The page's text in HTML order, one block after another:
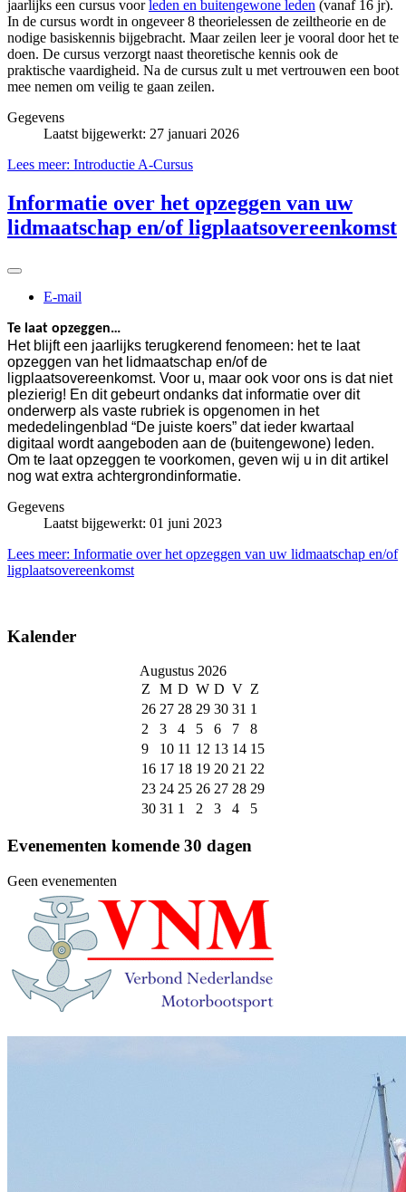
jaarlijks een cursus voorleden en buitengewone leden (vanaf 16 jr).
In de cursus wordt in ongeveer 8 theorielessen de zeiltheorie en de
nodige basiskennis bijgebracht. Maar zeilen leer je vooral door het te
doen. De cursus verzorgt naast theoretische kennis ook de
praktische vaardigheid. Na de cursus zult u met vertrouwen een boot
mee nemen om veilig te gaan zeilen.
Gegevens
Laatst bijgewerkt: 27 januari 2026
Lees meer: Introductie A-Cursus
Informatie over het opzeggen van uw
lidmaatschap en/of ligplaatsovereenkomst
E-mail
Te laat opzeggen…
Het blijft een jaarlijks terugkerend fenomeen: het te laat
opzeggen van het lidmaatschap en/of de
ligplaatsovereenkomst. Voor u, maar ook voor ons is dat niet
plezierig! En dit gebeurt ondanks dat informatie over dit
onderwerp als vaste rubriek is opgenomen in het
mededelingenblad “De juiste koers” dat ieder kwartaal
digitaal wordt aangeboden aan de (buitengewone) leden.
Om te laat opzeggen te voorkomen, geven wij u in dit artikel
nog wat extra achtergrondinformatie.
Gegevens
Laatst bijgewerkt: 01 juni 2023
Lees meer: Informatie over het opzeggen van uw lidmaatschap en/of
ligplaatsovereenkomst
Kalender
Augustus 2026
Z
M D W D V Z
26 27 28 29 30 31 1
2
3 4 5 6 7
8
9
10 11 12 13 14 15
16 17 18 19 20 21 22
23 24 25 26 27 28 29
30 31 1 2 3 4 5
Evenementen komende 30 dagen
Geen evenementen